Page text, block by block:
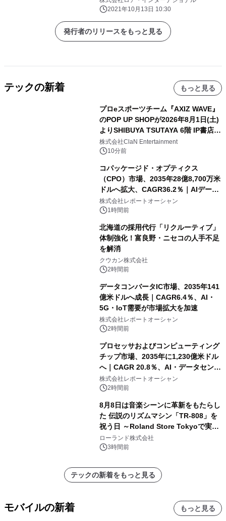
2021年10月13日 10:30
発行者のリリースをもっと見る
テックの新着 もっと見る
プロeスポーツチーム『AXIZ WAVE』
のPOP UP SHOPが2026年8月1日(土)
よりSHIBUYA TSUTAYA 6階 IP書店で
開催決定！！
株式会社ClaN Entertainment
10分前
コパッケージド・オプティクス
（CPO）市場、2035年28億8,700万米
ドルへ拡大、CAGR36.2％｜AIデータ
センター・高速光通信需要が成長を加
速
株式会社レポートオーシャン
1時間前
北海道の採用代行「リクルーティブ」
体制強化！富良野・ニセコの人手不足
を解消
クウカン株式会社
2時間前
データコンバータIC市場、2035年141
億米ドルへ成長｜CAGR6.4％、AI・
5G・IoT需要が市場拡大を加速
株式会社レポートオーシャン
2時間前
プロセッサおよびコンピューティング
チップ市場、2035年に1,230億米ドル
へ｜CAGR 20.8％、AI・データセンタ
ー需要が成長を牽引
株式会社レポートオーシャン
2時間前
8月8日は音楽シーンに革新をもたらし
た 伝説のリズムマシン「TR-808」を
祝う日 ～Roland Store Tokyoで実機
を展示しての 記念キャンペーンを開
催 英国ラジオ「NTS」の 特別プログ
アーティストを フィーチャーしたアニ
メーションを公開～
ローランド株式会社
3時間前
テックの新着をもっと見る
モバイルの新着 もっと見る